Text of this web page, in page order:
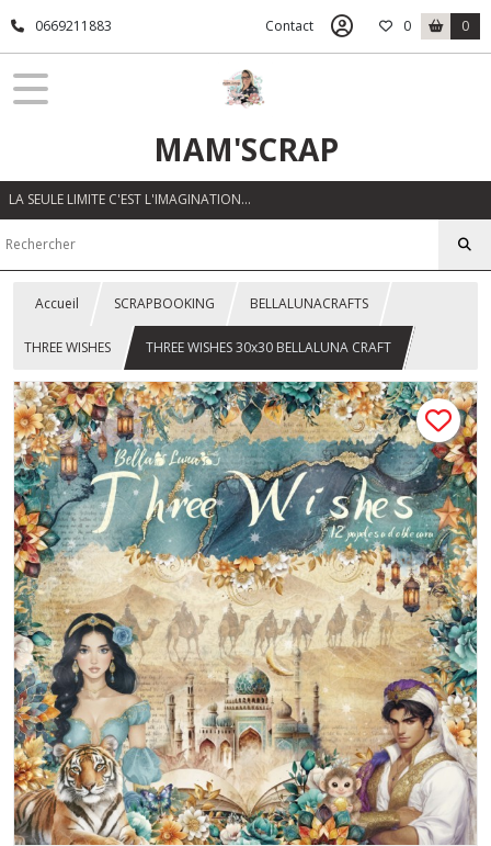
0669211883 Contact 0 0
MAM'SCRAP
LA SEULE LIMITE C'EST L'IMAGINATION…
Accueil SCRAPBOOKING BELLALUNACRAFTS
THREE WISHES THREE WISHES 30x30 BELLALUNA CRAFT